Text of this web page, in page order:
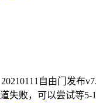
20210111自由门发
失败，可以尝试等